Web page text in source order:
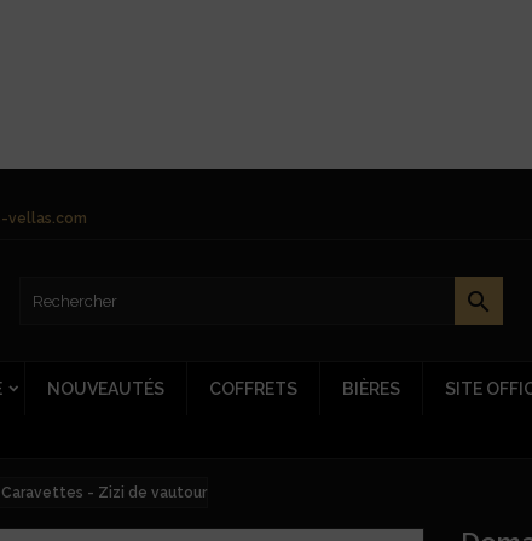
vellas.com

NOUVEAUTÉS COFFRETS BIÈRES SITE
Caravettes - Zizi de vautour